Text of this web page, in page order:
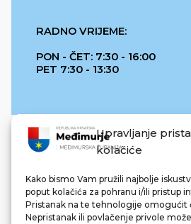
Upravljanje
kolačiće
Kako bismo Vam pružili najbolje
poput kolačića za pohranu i/ili pristup
Pristanak na te tehnologije omogućit
Nepristanak ili povlačenje privole
RADNO VRIJEME:
PON - ČET: 7:30 - 16:00
PET 7:30 - 13:30
REPUBLIKA